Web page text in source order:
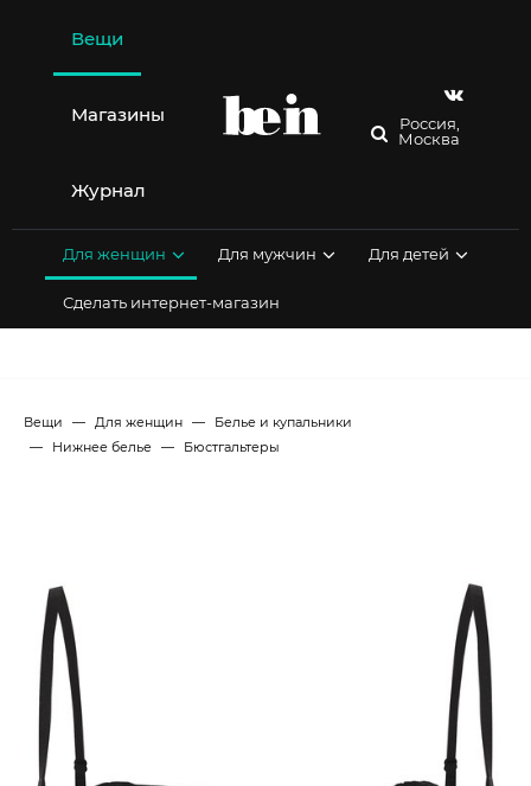
содержимому
Вещи
Магазины
Журнал
Россия,
Москва
Для женщин Для мужчин Для детей
Сделать интернет-магазин
Вещи Для женщин
Белье и купальники
Нижнее белье
Бюстгальтеры